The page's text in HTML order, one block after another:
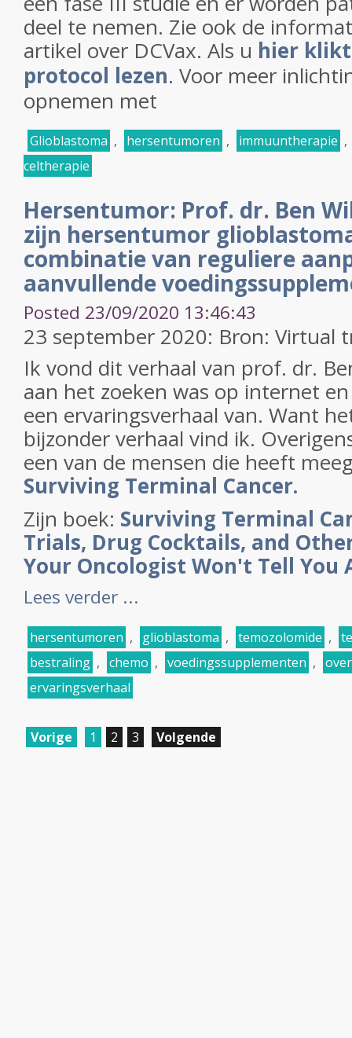
deel te nemen. Zie ook de
artikel over DCVax. Als u hier
protocol lezen. Voor meer
opnemen met
Glioblastoma , hersentumoren , immuuntherapie ,
celtherapie
Hersentumor: Prof. dr. Ben
zijn hersentumor
combinatie van reguliere
aanvullende
Posted 23/09/2020 13:46:43
23 september 2020: Bron: Virtual
Ik vond dit verhaal van prof. dr.
aan het zoeken was op internet
een ervaringsverhaal van. Want
bijzonder verhaal vind ik.
een van de mensen die heeft
Surviving Terminal Cancer.
Zijn boek: Surviving Terminal
Trials, Drug Cocktails, and
Your Oncologist Won't Tell You
Lees verder ...
hersentumoren , glioblastoma , temozolomide ,
bestraling , chemo , voedingssupplementen ,
ervaringsverhaal
Vorige 1 2 3 Volgende